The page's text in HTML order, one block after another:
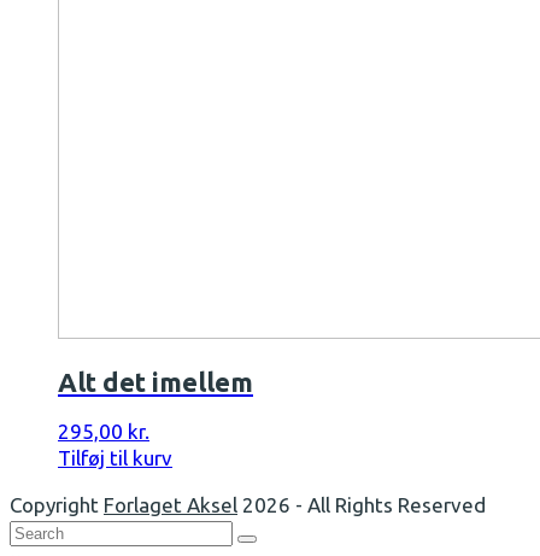
Alt det imellem
295,00 kr.
Tilføj til kurv
Copyright Forlaget Aksel 2026 - All Rights Reserved